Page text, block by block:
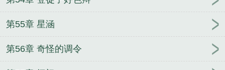
第55章 星涵
第56章 奇怪的调令